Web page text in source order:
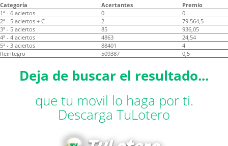
Categoría Acertantes
Premio
1ª - 6 aciertos
0
0
2ª - 5 aciertos + C
2
79.564,5
3ª - 5 aciertos
85
936,05
4ª - 4 aciertos
4863
24,54
5ª - 3 aciertos
88401
4
Reintegro
509387 0,5
Deja de buscar el resultado...
que tu movil lo haga por ti.
Descarga TuLotero